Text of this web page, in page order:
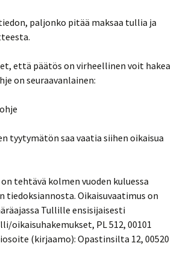
paljonko pitää maksaa tullia ja
että päätös on virheellinen voit hakea
on seuraavanlainen:
tyytymätön saa vaatia siihen oikaisua
tehtävä kolmen vuoden kuluessa
tiedoksiannosta. Oikaisuvaatimus on
Tullille ensisijaisesti
oikaisuhakemukset, PL 512, 00101
(kirjaamo): Opastinsilta 12, 00520